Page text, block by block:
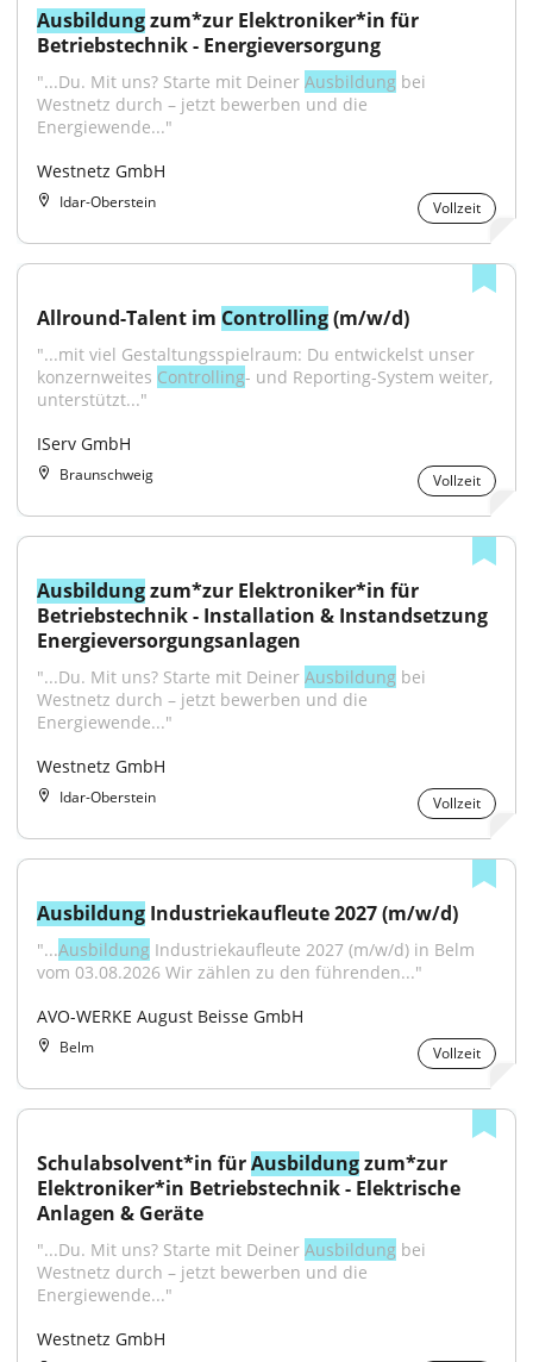
Ausbildung zum*zur Elektroniker*in für
Betriebstechnik - Energieversorgung
"...Du. Mit uns? Starte mit Deiner Ausbildung bei
Westnetz durch – jetzt bewerben und die
Energiewende..."
Westnetz GmbH
Idar-Oberstein Vollzeit
Allround-Talent im Controlling (m/w/d)
"...mit viel Gestaltungsspielraum: Du entwickelst unser
konzernweites Controlling- und Reporting-System weiter,
unterstützt..."
IServ GmbH
Braunschweig Vollzeit
Ausbildung zum*zur Elektroniker*in für
Betriebstechnik - Installation & Instandsetzung
Energieversorgungsanlagen
"...Du. Mit uns? Starte mit Deiner Ausbildung bei
Westnetz durch – jetzt bewerben und die
Energiewende..."
Westnetz GmbH
Idar-Oberstein Vollzeit
Ausbildung Industriekaufleute 2027 (m/w/d)
"...Ausbildung Industriekaufleute 2027 (m/w/d) in Belm
vom 03.08.2026 Wir zählen zu den führenden..."
AVO-WERKE August Beisse GmbH
Belm Vollzeit
Schulabsolvent*in für Ausbildung zum*zur
Elektroniker*in Betriebstechnik - Elektrische
Anlagen & Geräte
"...Du. Mit uns? Starte mit Deiner Ausbildung bei
Westnetz durch – jetzt bewerben und die
Energiewende..."
Westnetz GmbH